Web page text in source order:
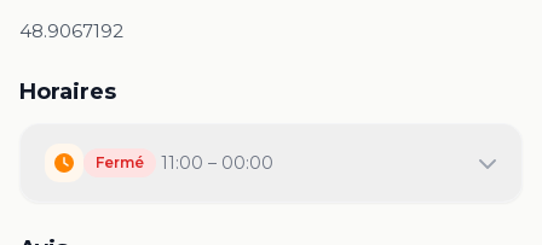
48.9067192
Horaires
Fermé 11:00 – 00:00